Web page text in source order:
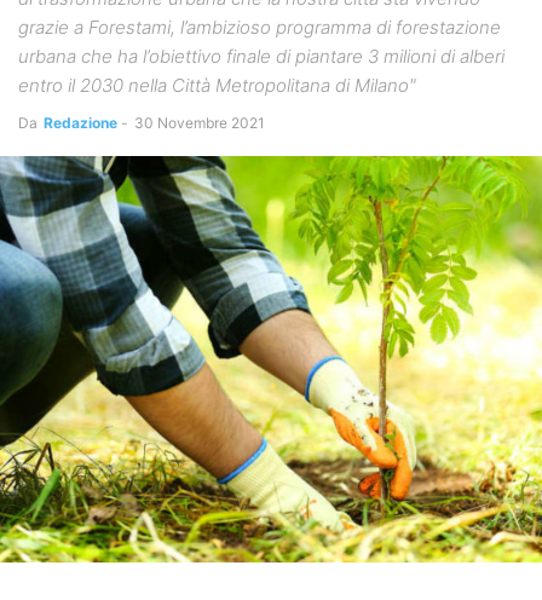
grazie a Forestami, l’ambizioso programma di forestazione
urbana che ha l’obiettivo finale di piantare 3 milioni di alberi
entro il 2030 nella Città Metropolitana di Milano"
Da Redazione - 30 Novembre 2021